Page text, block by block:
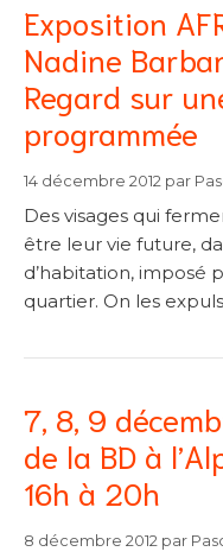
Exposition
Nadine
Regard sur
programmée
14 décembre 2012 par
Des visages qui
être leur vie future,
d’habitation, imposé
quartier. On les
7, 8, 9
de la BD à
16h à 20h
8 décembre 2012 par